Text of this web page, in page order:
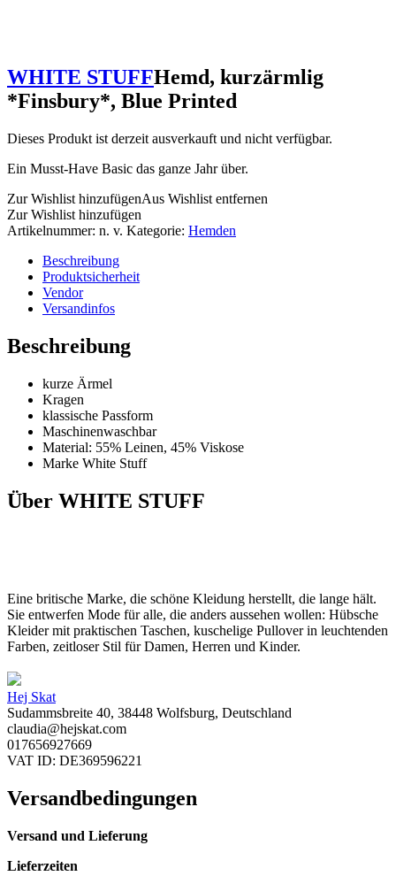
WHITE STUFFHemd, kurzärmlig
*Finsbury*, Blue Printed
Dieses Produkt ist derzeit ausverkauft und nicht verfügbar.
Ein Musst-Have Basic das ganze Jahr über.
Zur Wishlist hinzufügenAus Wishlist entfernen
Zur Wishlist hinzufügen
Artikelnummer: n. v. Kategorie: Hemden
Beschreibung
Produktsicherheit
Vendor
Versandinfos
Beschreibung
kurze Ärmel
Kragen
klassische Passform
Maschinenwaschbar
Material: 55% Leinen, 45% Viskose
Marke White Stuff
Über WHITE STUFF
Eine britische Marke, die schöne Kleidung herstellt, die lange hält.
Sie entwerfen Mode für alle, die anders aussehen wollen: Hübsche
Kleider mit praktischen Taschen, kuschelige Pullover in leuchtenden
Farben, zeitloser Stil für Damen, Herren und Kinder.
Hej Skat
Sudammsbreite 40, 38448 Wolfsburg, Deutschland
claudia@hejskat.com
017656927669
VAT ID: DE369596221
Versandbedingungen
Versand und Lieferung
Lieferzeiten